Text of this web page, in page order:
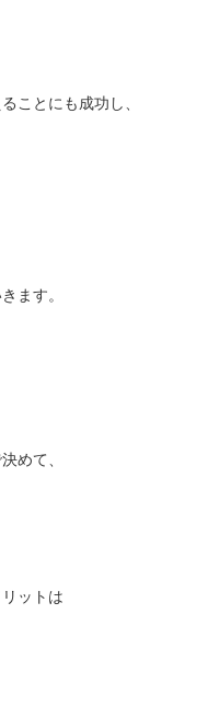
ことにも成功し、
ます。
めて、
ットは